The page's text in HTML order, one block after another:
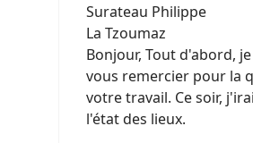
Surateau Philippe
La Tzoumaz
Bonjour, Tout d'abord,
vous remercier pour la
votre travail. Ce soir,
l'état des lieux.